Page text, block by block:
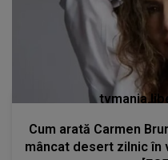
Cum arată Carmen
mâncat desert zilnic în